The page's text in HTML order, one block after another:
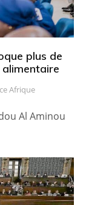
plus de
alimentaire
Afrique
Al Aminou